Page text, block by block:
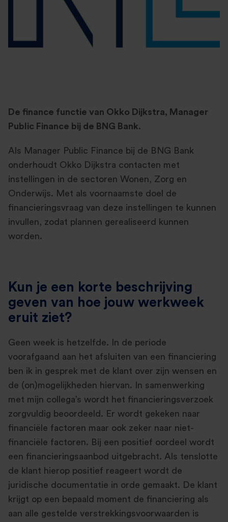
De finance functie van Okko Dijkstra, Manager
Public Finance bij de BNG Bank.
Als Manager Public Finance bij de BNG Bank
onderhoudt Okko Dijkstra contacten met
instellingen in de sectoren Wonen, Zorg en
Onderwijs. Met als voornaamste doel de
financieringsvraag van deze instellingen te kunnen
invullen, zodat plannen gerealiseerd kunnen
worden.
Kun je een korte beschrijving
geven van hoe jouw werkweek
eruit ziet?
Geen week is hetzelfde. In de periode
voorafgaand aan het afsluiten van een financiering
ben ik in gesprek met de klant over zijn wensen en
de (on)mogelijkheden hiervan. In samenwerking
met mijn collega’s wordt het financieringsverzoek
zorgvuldig beoordeeld. Er wordt gekeken naar
financiële factoren maar ook zeker naar niet-
financiële factoren. Bij een positief oordeel wordt
een financieringsaanbod uitgebracht. Als tenslotte
de klant hierop positief reageert wordt de
juridische documentatie in orde gemaakt. De klant
krijgt op een bepaald moment de financiering als
aan alle gestelde verstrekkingsvoorwaarden is